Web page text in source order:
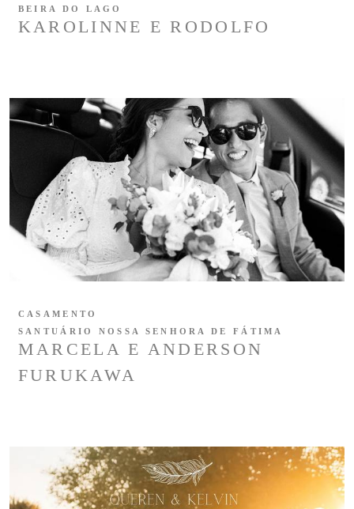
KAROLINNE E RODOLFO
BEIRA DO LAGO
MARCELA E ANDERSON
FURUKAWA
CASAMENTO
SANTUÁRIO NOSSA SENHORA DE FÁTIMA